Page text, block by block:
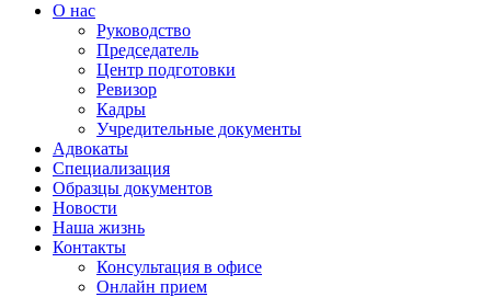
О нас
Руководство
Председатель
Центр подготовки
Ревизор
Кадры
Учредительные документы
Адвокаты
Специализация
Образцы документов
Новости
Наша жизнь
Контакты
Консультация в офисе
Онлайн прием